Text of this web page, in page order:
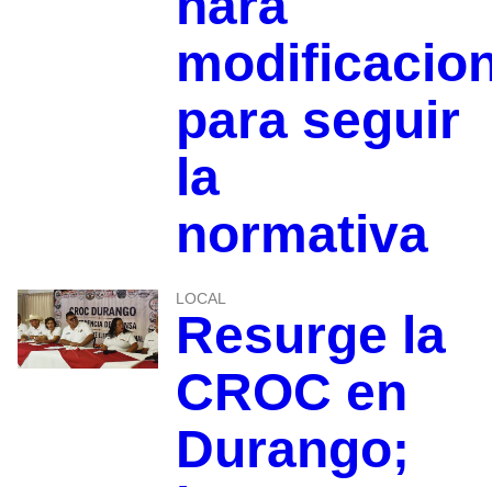
para seguir
la
normativa
LOCAL
Resurge la
CROC en
Durango;